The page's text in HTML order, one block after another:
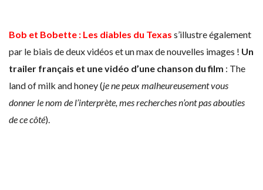
Bob et Bobette : Les diables du Texas s’illustre également
par le biais de deux vidéos et un max de nouvelles images ! Un
trailer français et une vidéo d’une chanson du film : The
land of milk and honey (je ne peux malheureusement vous
donner le nom de l’interprète, mes recherches n’ont pas abouties
de ce côté).